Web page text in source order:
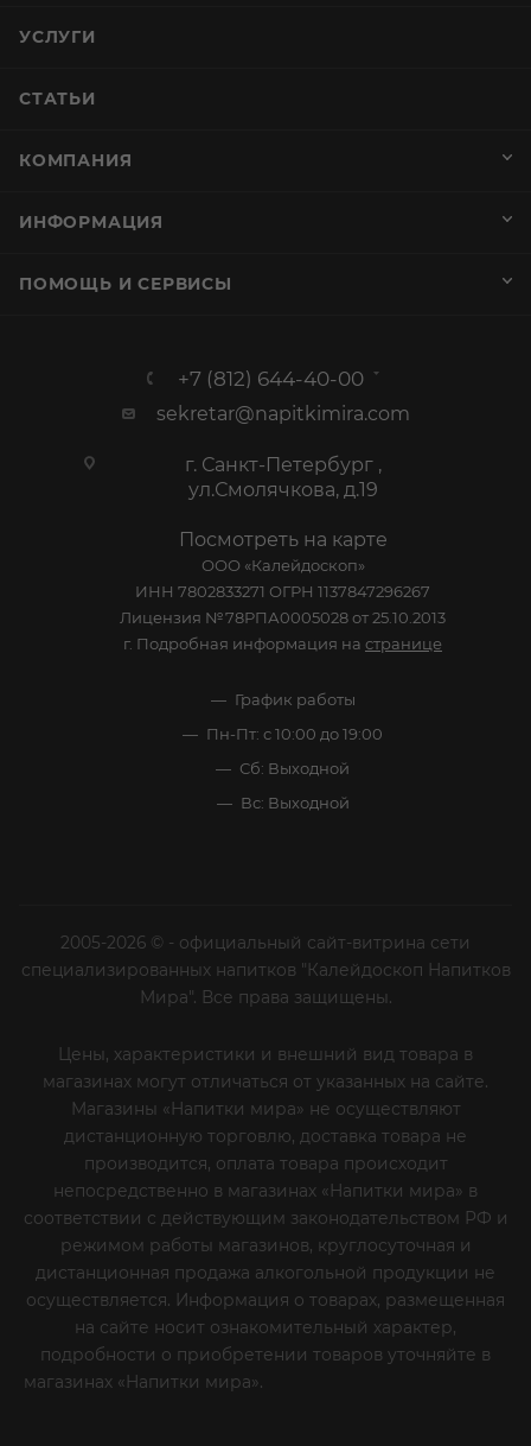
УСЛУГИ
СТАТЬИ
КОМПАНИЯ
ИНФОРМАЦИЯ
ПОМОЩЬ И СЕРВИСЫ
+7 (812) 644-40-00
sekretar@napitkimira.com
г. Санкт-Петербург ,
ул.Смолячкова, д.19
Посмотреть на карте
ООО «Калейдоскоп»
ИНН 7802833271 ОГРН 1137847296267
Лицензия №78РПА0005028 от 25.10.2013
г. Подробная информация на странице
График работы
Пн-Пт: с 10:00 до 19:00
Сб: Выходной
Вс: Выходной
2005-2026 © - официальный сайт-витрина сети
специализированных напитков "Калейдоскоп Напитков
Мира". Все права защищены.
Цены, характеристики и внешний вид товара в
магазинах могут отличаться от указанных на сайте.
Магазины «Напитки мира» не осуществляют
дистанционную торговлю, доставка товара не
производится, оплата товара происходит
непосредственно в магазинах «Напитки мира» в
соответствии с действующим законодательством РФ и
режимом работы магазинов, круглосуточная и
дистанционная продажа алкогольной продукции не
осуществляется. Информация о товарах, размещенная
на сайте носит ознакомительный характер,
подробности о приобретении товаров уточняйте в
магазинах «Напитки мира».